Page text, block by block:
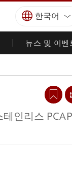
한국어
뉴스 및 이벤
드 노트북
라 러기드 태블릿
스플레이 / NVIS 디
지
수
인리스